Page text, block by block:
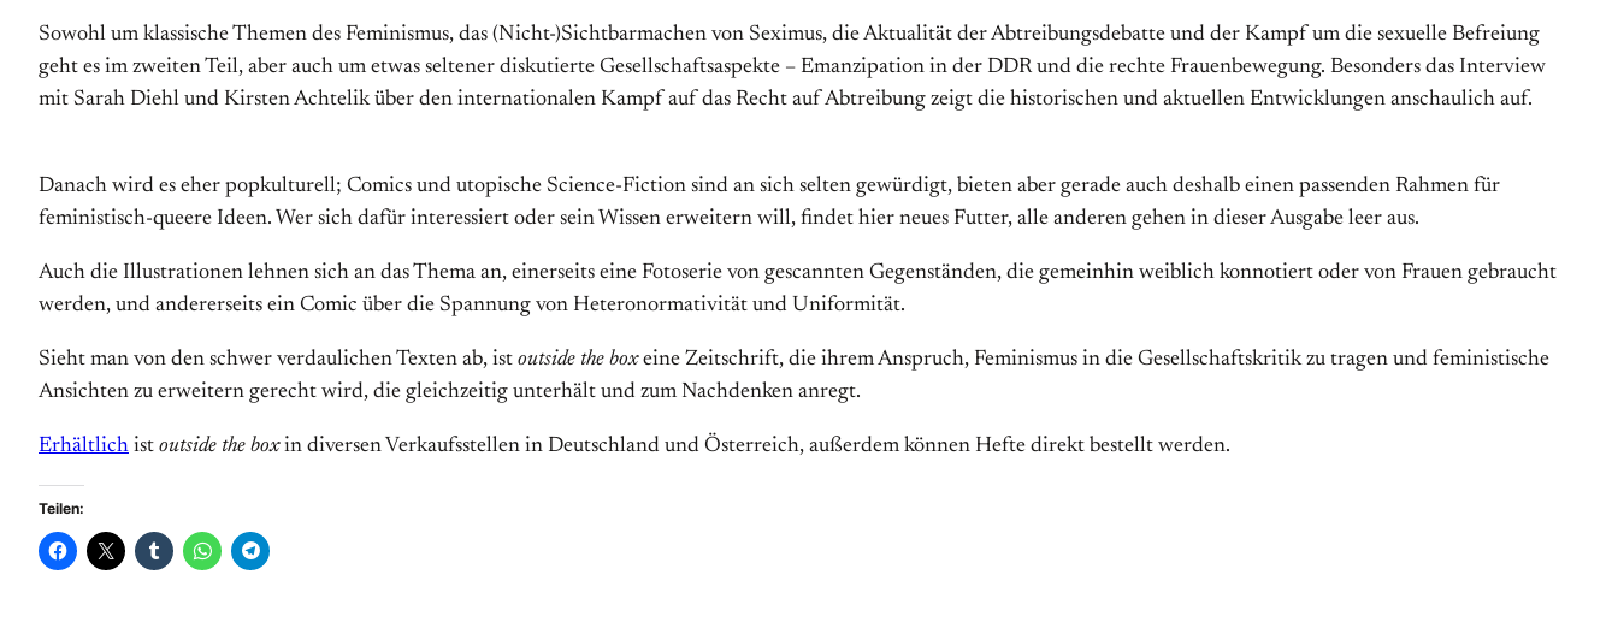
Sowohl um klassische Themen des Feminismus, das (Nicht-)Sichtbarmachen von Seximus, die Aktualität der Abtreibungsdebatte und der Kampf um die sexuelle Befreiung
geht es im zweiten Teil, aber auch um etwas seltener diskutierte Gesellschaftsaspekte – Emanzipation in der DDR und die rechte Frauenbewegung. Besonders das Interview
mit Sarah Diehl und Kirsten Achtelik über den internationalen Kampf auf das Recht auf Abtreibung zeigt die historischen und aktuellen Entwicklungen anschaulich auf.
Danach wird es eher popkulturell; Comics und utopische Science-Fiction sind an sich selten gewürdigt, bieten aber gerade auch deshalb einen passenden Rahmen für
feministisch-queere Ideen. Wer sich dafür interessiert oder sein Wissen erweitern will, findet hier neues Futter, alle anderen gehen in dieser Ausgabe leer aus.
Auch die Illustrationen lehnen sich an das Thema an, einerseits eine Fotoserie von gescannten Gegenständen, die gemeinhin weiblich konnotiert oder von Frauen gebraucht
werden, und andererseits ein Comic über die Spannung von Heteronormativität und Uniformität.
Sieht man von den schwer verdaulichen Texten ab, ist outside the boxeine Zeitschrift, die ihrem Anspruch, Feminismus in die Gesellschaftskritik zu tragen und feministische
Ansichten zu erweitern gerecht wird, die gleichzeitig unterhält und zum Nachdenken anregt.
Erhältlich ist outside the boxin diversen Verkaufsstellen in Deutschland und Österreich, außerdem können Hefte direkt bestellt werden.
Teilen: